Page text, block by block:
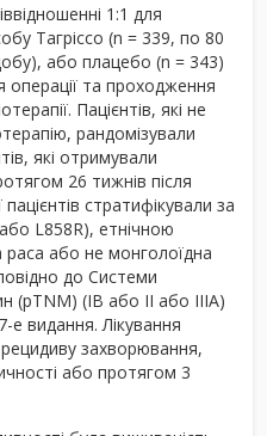
1:1 для
Тагріссо (n = 339, по 80
або плацебо (n = 343)
операції та проходження
Пацієнтів, які не
рандомізували
які отримували
26 тижнів після
пацієнтів стратифікували за
L858R), етнічною
або не монголоїдна
до Системи
(pTNM) (IB або II або IIIA)
е видання. Лікування
захворювання,
або протягом 3